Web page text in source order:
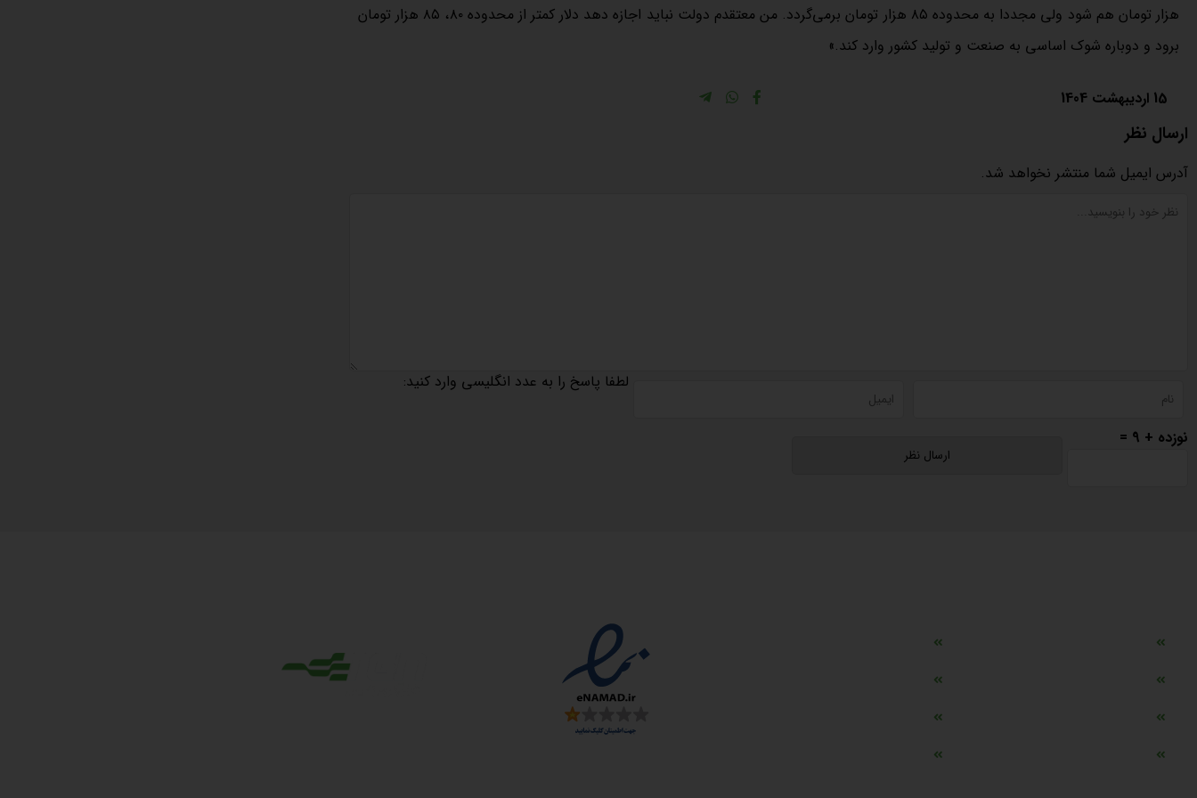
هزار تومان هم شود ولی مجددا به محدوده ۸۵ هزار تومان برمی‌گردد. من معتقدم دولت نباید اجازه دهد دلار کمتر از محدوده ۸۰، ۸۵ هزار تومان
برود و دوباره شوک اساسی به صنعت و تولید کشور وارد کند.»
15 اردیبهشت 1404
ارسال نظر
آدرس ایمیل شما منتشر نخواهد شد.
لطفا پاسخ را به عدد انگلیسی وارد کنید:
نوزده + 9 =